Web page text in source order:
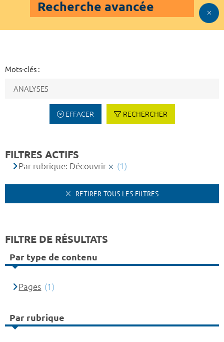
Recherche avancée
Mots-clés :
EFFACER RECHERCHER
FILTRES ACTIFS
Par rubrique: Découvrir (1)
RETIRER TOUS LES FILTRES
FILTRE DE RÉSULTATS
Par type de contenu
Pages (1)
Par rubrique